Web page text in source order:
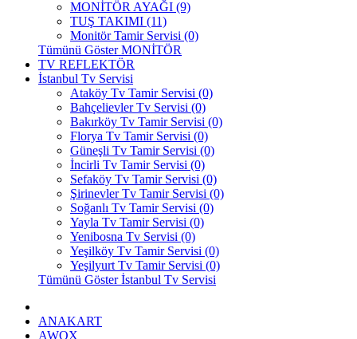
MONİTÖR AYAĞI (9)
TUŞ TAKIMI (11)
Monitör Tamir Servisi (0)
Tümünü Göster MONİTÖR
TV REFLEKTÖR
İstanbul Tv Servisi
Ataköy Tv Tamir Servisi (0)
Bahçelievler Tv Servisi (0)
Bakırköy Tv Tamir Servisi (0)
Florya Tv Tamir Servisi (0)
Güneşli Tv Tamir Servisi (0)
İncirli Tv Tamir Servisi (0)
Sefaköy Tv Tamir Servisi (0)
Şirinevler Tv Tamir Servisi (0)
Soğanlı Tv Tamir Servisi (0)
Yayla Tv Tamir Servisi (0)
Yenibosna Tv Servisi (0)
Yeşilköy Tv Tamir Servisi (0)
Yeşilyurt Tv Tamir Servisi (0)
Tümünü Göster İstanbul Tv Servisi
ANAKART
AWOX